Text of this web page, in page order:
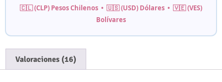
🇨🇱 (CLP) Pesos Chilenos • 🇺🇸 (USD) Dólares • 🇻🇪 (VES)
Bolívares
Valoraciones (16)